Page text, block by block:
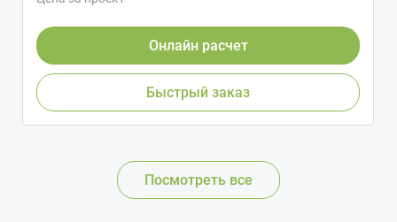
Онлайн расчет
Быстрый заказ
Посмотреть все